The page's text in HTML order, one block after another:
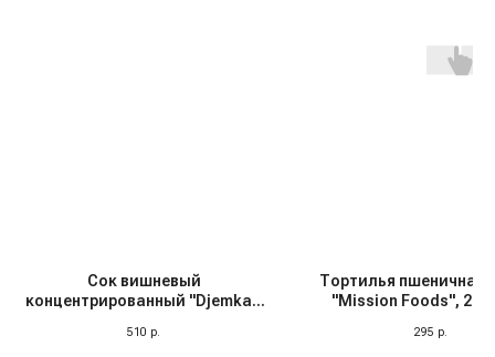
Сок вишневый
концентрированный "Djemka",
510 р.
Тортилья пшеничная
"Mission Foods", 26
295 р.